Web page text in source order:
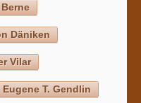
Däniken
Vilar
Eugene T. Gendlin